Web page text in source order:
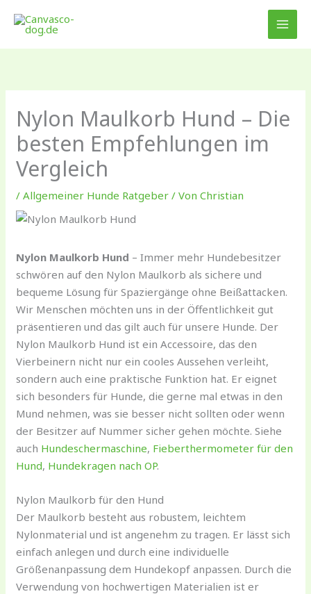
Inhalt
Nylon Maulkorb Hund – Die
besten Empfehlungen im
Vergleich
/Allgemeiner Hunde Ratgeber / VonChristian
Nylon Maulkorb Hund – Immer mehr Hundebesitzer
schwören auf den Nylon Maulkorb als sichere und
bequeme Lösung für Spaziergänge ohne Beißattacken.
Wir Menschen möchten uns in der Öffentlichkeit gut
präsentieren und das gilt auch für unsere Hunde. Der
Nylon Maulkorb Hund ist ein Accessoire, das den
Vierbeinern nicht nur ein cooles Aussehen verleiht,
sondern auch eine praktische Funktion hat. Er eignet
sich besonders für Hunde, die gerne mal etwas in den
Mund nehmen, was sie besser nicht sollten oder wenn
der Besitzer auf Nummer sicher gehen möchte. Siehe
auch Hundeschermaschine, Fieberthermometer für den
Hund, Hundekragen nach OP.
Nylon Maulkorb für den Hund
Der Maulkorb besteht aus robustem, leichtem
Nylonmaterial und ist angenehm zu tragen. Er lässt sich
einfach anlegen und durch eine individuelle
Größenanpassung dem Hundekopf anpassen. Durch die
Verwendung von hochwertigen Materialien ist er